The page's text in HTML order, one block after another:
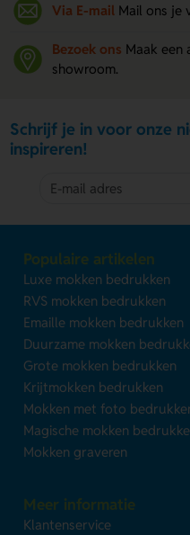
Via E-mail Mail ons je
Bezoek ons Maak een
showroom.
Schrijf je in voor onze
inspireren!
Populaire artikelen
Luxe mokken bedrukken
RVS mokken bedrukken
Emaille mokken bedrukken
Duurzame mokken
Grote mokken bedrukken
Krijtmokken bedrukken
Mokken met foto
Magische mokken
Mokken graveren
Meer informatie
Klantenservice